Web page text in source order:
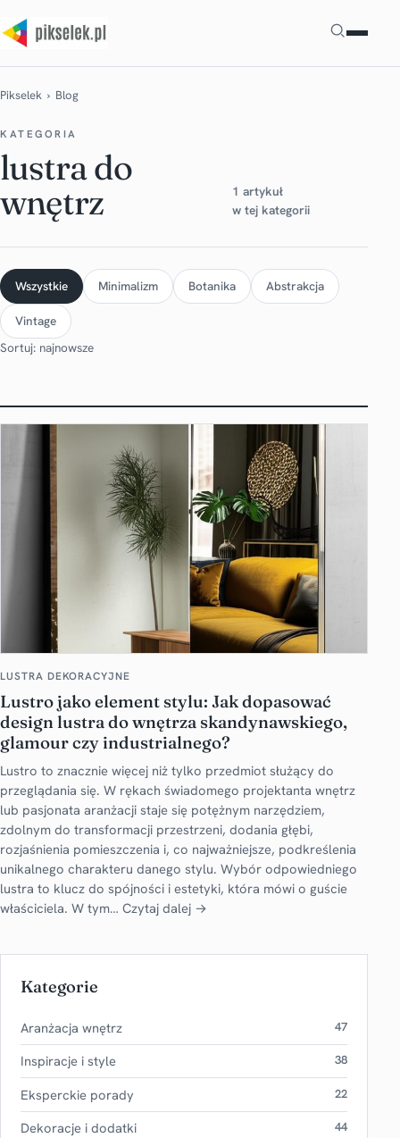
Szukaj
Pikselek › Blog
KATEGORIA
lustra do
wnętrz
1 artykuł
w tej kategorii
Wszystkie Minimalizm Botanika Abstrakcja
Vintage
Sortuj: najnowsze
LUSTRA DEKORACYJNE
Lustro jako element stylu: Jak dopasować
design lustra do wnętrza skandynawskiego,
glamour czy industrialnego?
Lustro to znacznie więcej niż tylko przedmiot służący do
przeglądania się. W rękach świadomego projektanta wnętrz
lub pasjonata aranżacji staje się potężnym narzędziem,
zdolnym do transformacji przestrzeni, dodania głębi,
rozjaśnienia pomieszczenia i, co najważniejsze, podkreślenia
unikalnego charakteru danego stylu. Wybór odpowiedniego
lustra to klucz do spójności i estetyki, która mówi o guście
właściciela. W tym… Czytaj dalej →
Kategorie
Aranżacja wnętrz 47
Inspiracje i style 38
Eksperckie porady 22
Dekoracje i dodatki 44